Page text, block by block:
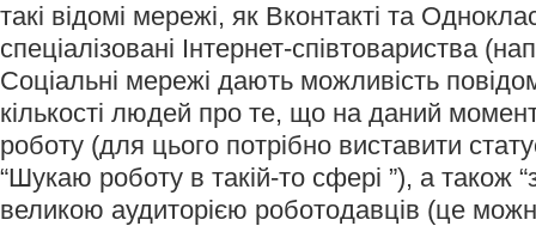
такі відомі мережі, як Вконтакті та
спеціалізовані Інтернет-співтовариства
Соціальні мережі дають можливість
кількості людей про те, що на даний
роботу (для цього потрібно виставити
“Шукаю роботу в такій-то сфері ”), а також
великою аудиторією роботодавців (це